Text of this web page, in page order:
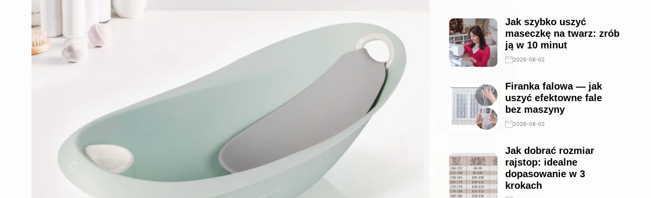
Jak szybko uszyć
maseczkę na twarz: zrób
ją w 10 minut
2026-08-02
Firanka falowa — jak
uszyć efektowne fale
bez maszyny
2026-08-02
Jak dobrać rozmiar
rajstop: idealne
dopasowanie w 3
krokach